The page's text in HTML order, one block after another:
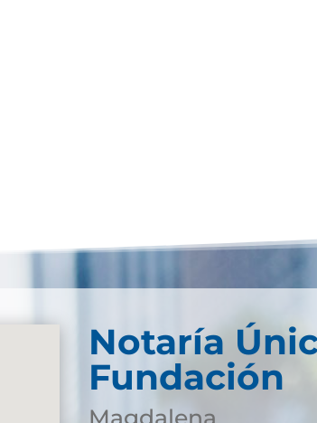
Notaría
Fundación
Magdalena